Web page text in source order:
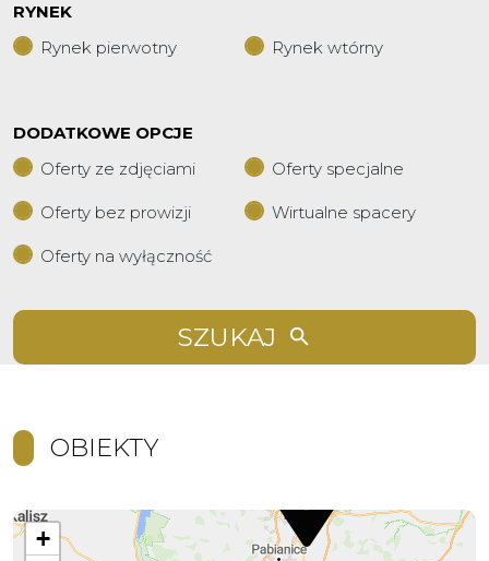
RYNEK
Rynek pierwotny
Rynek wtórny
DODATKOWE OPCJE
Oferty ze zdjęciami
Oferty specjalne
Oferty bez prowizji Wirtualne spacery
Oferty na wyłączność
SZUKAJ
OBIEKTY
+